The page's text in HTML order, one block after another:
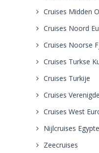
Cruises Midden
Cruises Noord
Cruises Noorse
Cruises Turkse
Cruises Turkije
Cruises
Cruises West
Nijlcruises Egypte
Zeecruises